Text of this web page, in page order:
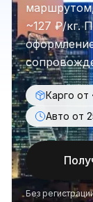
~127 ₽/кг.
Карго от
Авто от
Без